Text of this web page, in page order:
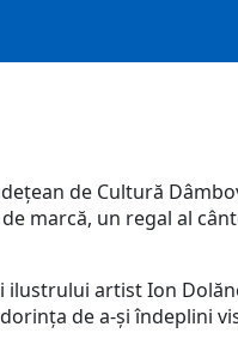
de Cultură
marcă, un regal al
ilustrului artist Ion
de a-și îndeplini